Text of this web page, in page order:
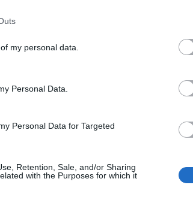
my personal data.
Personal Data.
Personal Data for Targeted
Retention, Sale, and/or Sharing
with the Purposes for which it